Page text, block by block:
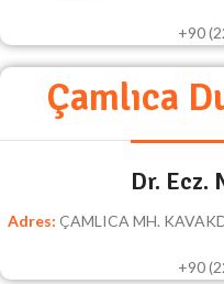
+90
Çamlıca
Dr. Ecz.
Adres: ÇAMLICA MH.
+90